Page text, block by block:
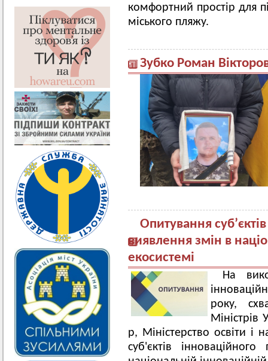
комфортний простір для
міського пляжу.
Зубко Роман
Опитування
виявлення змін в
екосистемі
На
року,
р, Міністерство освіти і
суб'єктів